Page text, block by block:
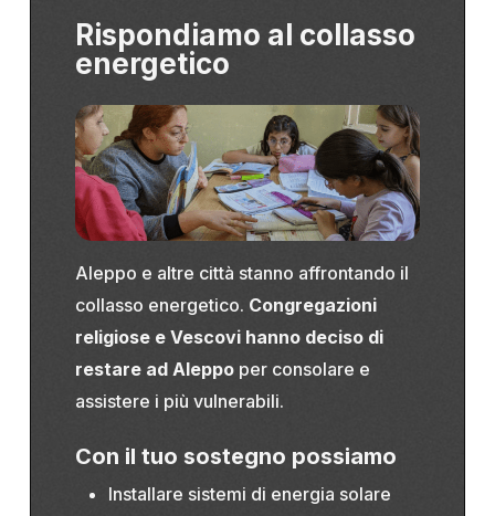
Rispondiamo al collasso
energetico
Aleppo e altre città stanno affrontando il
collasso energetico. Congregazioni
religiose e Vescovi hanno deciso di
restare ad Aleppo per consolare e
assistere i più vulnerabili.
Con il tuo sostegno possiamo
Installare sistemi di energia solare